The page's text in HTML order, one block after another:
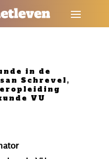
in de
Schrevel,
VU